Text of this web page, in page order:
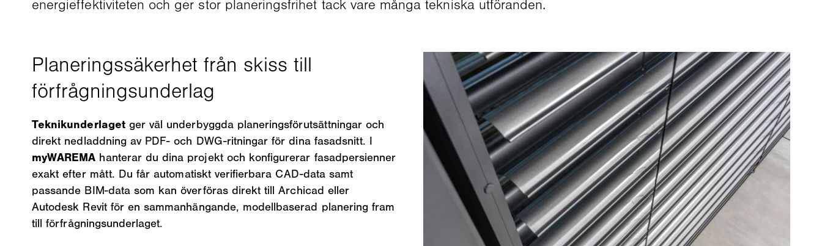
energieffektiviteten och ger stor planeringsfrihet tack vare många tekniska utföranden.
Teknikunderlaget ger väl underbyggda planeringsförutsättningar och
direkt nedladdning av PDF- och DWG-ritningar för dina fasadsnitt. I
myWAREMA hanterar du dina projekt och konfigurerar fasadpersienner
exakt efter mått. Du får automatiskt verifierbara CAD-data samt
passande BIM-data som kan överföras direkt till Archicad eller
Autodesk Revit för en sammanhängande, modellbaserad planering fram
till förfrågningsunderlaget.